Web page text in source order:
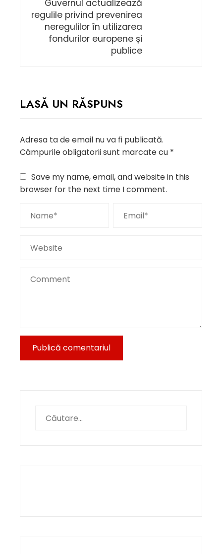
Guvernul actualizează
regulile privind prevenirea
neregulilor în utilizarea
fondurilor europene și
publice
LASĂ UN RĂSPUNS
Adresa ta de email nu va fi publicată.
Câmpurile obligatorii sunt marcate cu *
Save my name, email, and website in this
browser for the next time I comment.
după: